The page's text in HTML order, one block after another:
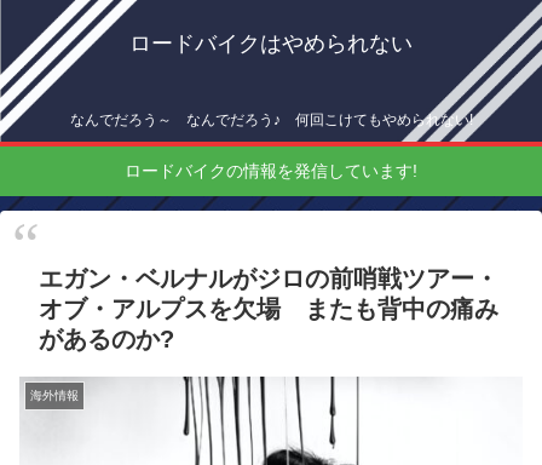
ロードバイクはやめられない
なんでだろう～ なんでだろう♪ 何回こけてもやめられない!
ロードバイクの情報を発信しています!
エガン・ベルナルがジロの前哨戦ツアー・
オブ・アルプスを欠場 またも背中の痛み
があるのか?
海外情報